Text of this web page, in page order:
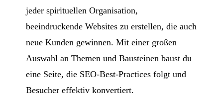
jeder spirituellen Organisation,
beeindruckende Websites zu erstellen, die auch
neue Kunden gewinnen. Mit einer großen
Auswahl an Themen und Bausteinen baust du
eine Seite, die SEO-Best-Practices folgt und
Besucher effektiv konvertiert.